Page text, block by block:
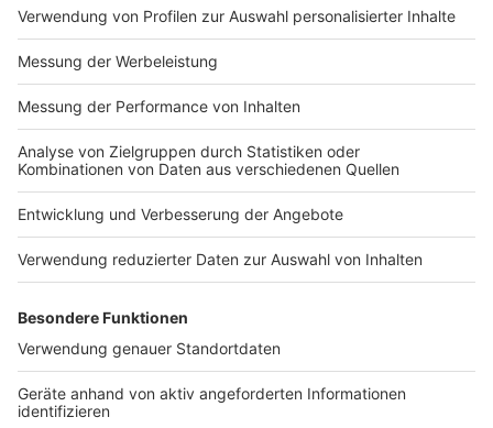
Anzeige
Wir benötigen Ihre
Zustimmung, um den YouTube
Video-Service zu laden!
Wir verwenden einen Service eines
Drittanbieters, um Videoinhalte
einzubetten. Dieser Service kann
Daten zu Ihren Aktivitäten
sammeln. Bitte lesen Sie die
Details durch und stimmen Sie der
Nutzung des Service zu, um dieses
Video anzusehen.